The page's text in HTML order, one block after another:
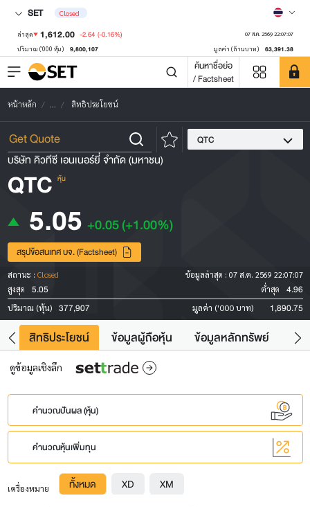
SET Closed
ล่าสุด 1,612.00 -2.64 (-0.16%) 07 ส.ค. 2569 22:07:07
ปริมาณ ('000 หุ้น) 9,800,107 มูลค่า (ล้านบาท) 63,391.38
ค้นหาชื่อย่อ
/ Factsheet
หน้าหลัก ... สิทธิประโยชน์
QTC
บริษัท คิวทีซี เอนเนอร์ยี่ จำกัด (มหาชน)
QTC หุ้น
5.05 +0.05(+1.00%)
สรุปข้อสนเทศ บจ. (Factsheet)
สถานะ : Closed ข้อมูลล่าสุด : 07 ส.ค. 2569 22:07:07
สูงสุด
5.05 ต่ำสุด 4.96
ปริมาณ (หุ้น) 377,907 มูลค่า ('000 บาท) 1,890.75
สิทธิประโยชน์ ข้อมูลผู้ถือหุ้น ข้อมูลหลักทรัพย์
ดูข้อมูลเชิงลึก
คำนวณปันผล (หุ้น)
คำนวณหุ้นเพิ่มทุน
เครื่องหมาย ทั้งหมด XD XM